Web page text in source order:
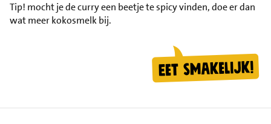
Tip! mocht je de curry een beetje te spicy vinden, doe er dan
wat meer kokosmelk bij.